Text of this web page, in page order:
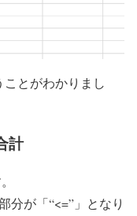
ことがわかりまし
計
分が「“<=”」となり